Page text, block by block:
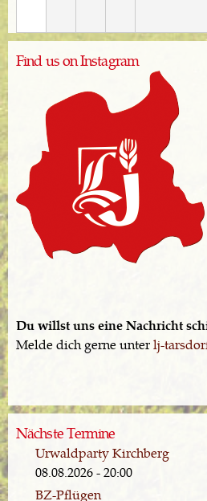
Find us on Instagram
Du willst uns eine Nachricht
Melde dich gerne unterlj-
Nächste Termine
Urwaldparty Kirchberg
08.08.2026 - 20:00
BZ-Pflügen